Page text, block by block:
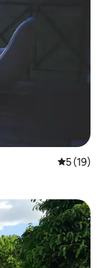
คะแนนเฉลี่
5 (19)